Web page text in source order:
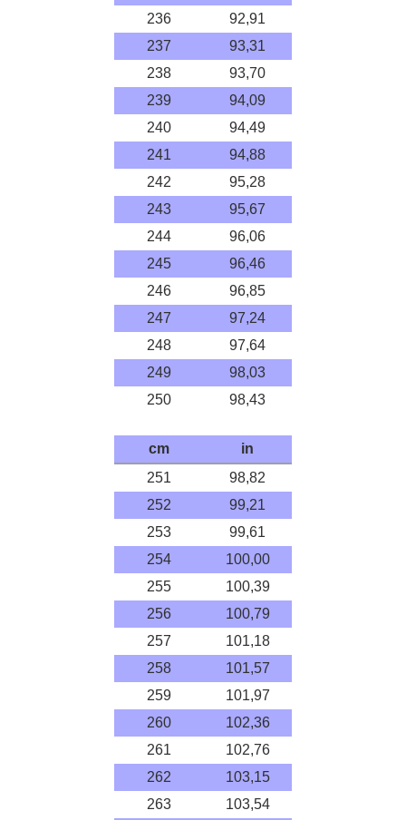
236
92,91
237
93,31
238
93,70
239
94,09
240
94,49
241
94,88
242
95,28
243
95,67
244
96,06
245
96,46
246
96,85
247
97,24
248
97,64
249
98,03
250
98,43
cm
in
251
98,82
252
99,21
253
99,61
254
100,00
255
100,39
256
100,79
257
101,18
258
101,57
259
101,97
260
102,36
261
102,76
262
103,15
263
103,54